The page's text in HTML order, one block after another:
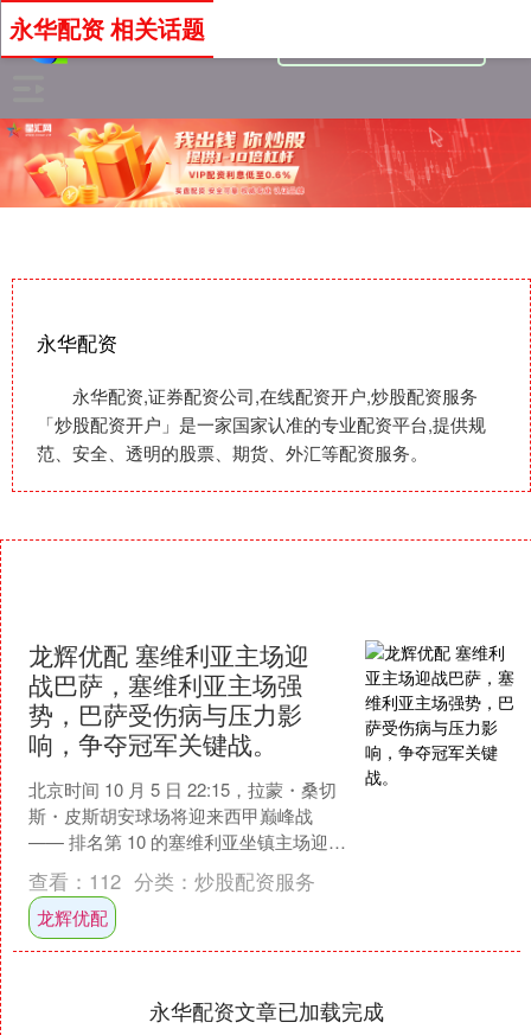
永华配资
永华配资,证券配资公司,在线配资开户,炒股配资服务
「炒股配资开户」是一家国家认准的专业配资平台,提供规
范、安全、透明的股票、期货、外汇等配资服务。
永华配资 相关话题
龙辉优配 塞维利亚主场迎
战巴萨，塞维利亚主场强
势，巴萨受伤病与压力影
响，争夺冠军关键战。
北京时间 10 月 5 日 22:15，拉蒙・桑切
斯・皮斯胡安球场将迎来西甲巅峰战
—— 排名第 10 的塞维利亚坐镇主场迎战
第 2 的巴塞罗那。塞维利亚近 1....
查看： 112 分类： 炒股配资服务
龙辉优配
永华配资文章已加载完成